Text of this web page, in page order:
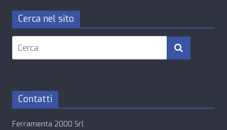
Cerca nel sito
Contatti
Ferramenta 2000 Srl